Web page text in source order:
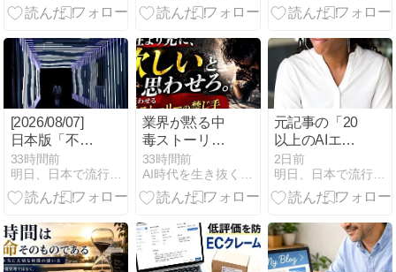
か好き。
た世界の変化
から本当に面
集はいつも悪
戦苦闘であ
る！！
[2026/08/07]
日本版「不労
所得で掴む経
済的自由」副
業の可能性
33時間前
業界が黙る中
毒ストーリー
の法則──人を
狂わせ「買わ
ずにいられな
手
33時間前
元記事の「20
以上のAIエー
ジェント・ビ
ジネスアイデ
ア」に基づ
の中小企業や
個人事業主向
けにAIエージ
2日前